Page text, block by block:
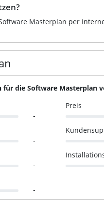
Masterplan per
die Software Masterplan
-
Preis
-
-
-